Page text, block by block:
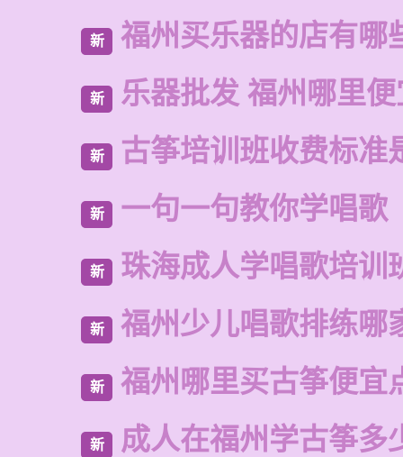
新 福州买乐器的店有哪
新 乐器批发 福州哪里
新 古筝培训班收费标准
新 一句一句教你学唱歌
新 珠海成人学唱歌培训
新 福州少儿唱歌排练哪
新 福州哪里买古筝便宜
新 成人在福州学古筝多